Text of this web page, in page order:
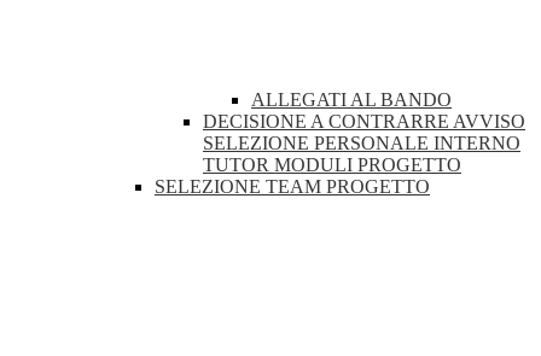
ALLEGATI AL BANDO
DECISIONE A CONTRARRE AVVISO
SELEZIONE PERSONALE INTERNO
TUTOR MODULI PROGETTO
SELEZIONE TEAM PROGETTO